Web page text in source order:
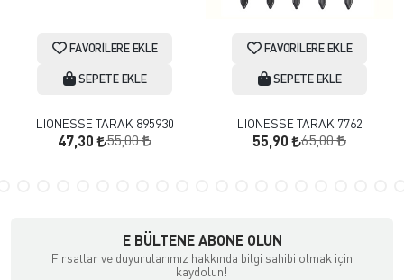
FAVORILERE EKLE
SEPETE EKLE
LIONESSE TARAK 895930
47,30 55,00
FAVORILERE EKLE
SEPETE EKLE
LIONESSE TARAK 7762
55,90 65,00
E BÜLTENE ABONE OLUN
Fırsatlar ve duyurularımız hakkında bilgi sahibi olmak için
kaydolun!